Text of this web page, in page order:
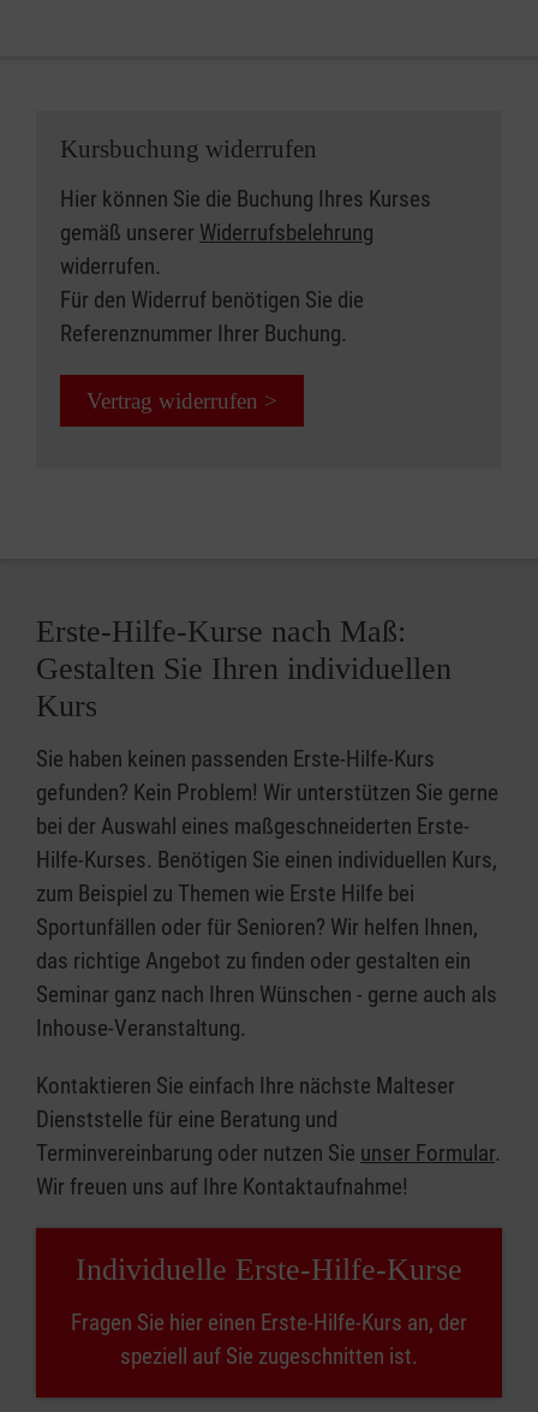
Kursbuchung widerrufen
Hier können Sie die Buchung Ihres Kurses
gemäß unserer Widerrufsbelehrung
widerrufen.
Für den Widerruf benötigen Sie die
Referenznummer Ihrer Buchung.
Vertrag widerrufen >
Erste-Hilfe-Kurse nach Maß:
Gestalten Sie Ihren individuellen
Kurs
Sie haben keinen passenden Erste-Hilfe-Kurs
gefunden? Kein Problem! Wir unterstützen Sie gerne
bei der Auswahl eines maßgeschneiderten Erste-
Hilfe-Kurses. Benötigen Sie einen individuellen Kurs,
zum Beispiel zu Themen wie Erste Hilfe bei
Sportunfällen oder für Senioren? Wir helfen Ihnen,
das richtige Angebot zu finden oder gestalten ein
Seminar ganz nach Ihren Wünschen - gerne auch als
Inhouse-Veranstaltung.
Kontaktieren Sie einfach Ihre nächste Malteser
Dienststelle für eine Beratung und
Terminvereinbarung oder nutzen Sie unser Formular.
Wir freuen uns auf Ihre Kontaktaufnahme!
Individuelle Erste-Hilfe-Kurse
Fragen Sie hier einen Erste-Hilfe-Kurs an, der
speziell auf Sie zugeschnitten ist.